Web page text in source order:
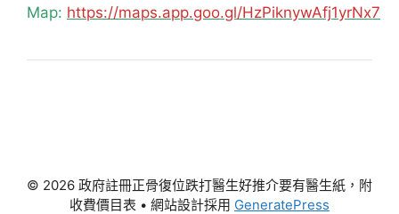
Map: https://maps.app.goo.gl/HzPiknywAfj1yrNx7
© 2026 政府註冊正骨復位跌打醫生好推介要有醫生紙，附
收費價目表 • 網站設計採用 GeneratePress